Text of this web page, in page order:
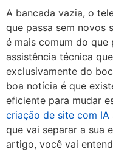
A bancada vazia, o
que passa sem novos
é mais comum do que
assistência técnica
exclusivamente do
boa notícia é que
eficiente para mudar
criação de site com IA
que vai separar a sua
artigo, você vai